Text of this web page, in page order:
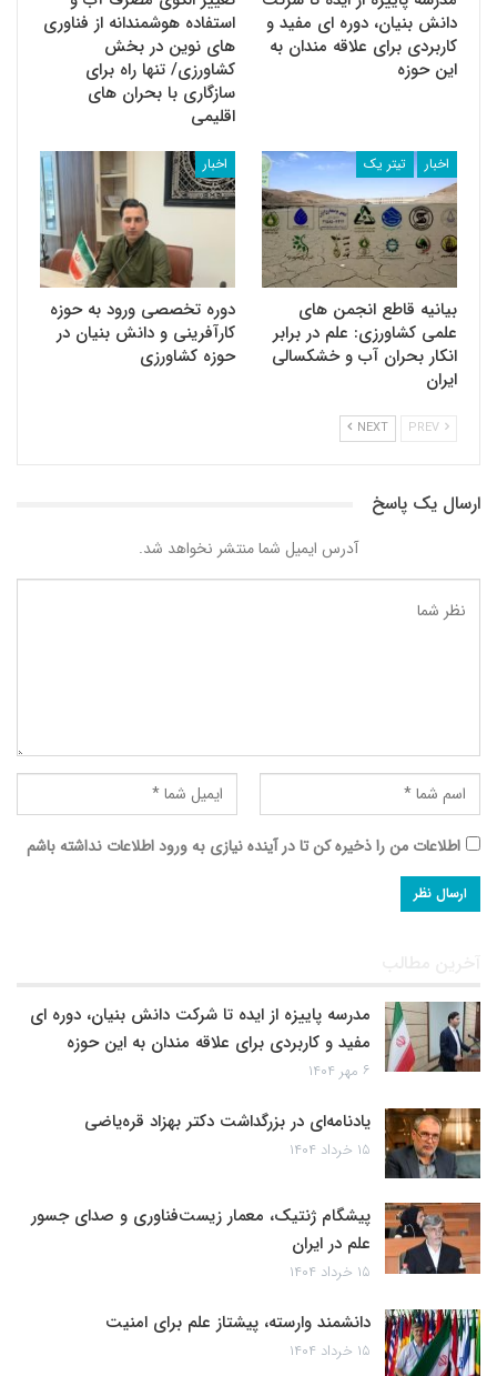
دانش بنیان، دوره ای مفید و
کاربردی برای علاقه مندان به
این حوزه
استفاده هوشمندانه از فناوری
های نوین در بخش
کشاورزی/ تنها راه برای
سازگاری با بحران های
اقلیمی
اخبار تیتر یک
بیانیه قاطع انجمن های
علمی کشاورزی: علم در برابر
انکار بحران آب و خشکسالی
ایران
اخبار
دوره تخصصی ورود به حوزه
کارآفرینی و دانش بنیان در
حوزه کشاورزی
NEXT
ارسال یک پاسخ
آدرس ایمیل شما منتشر نخواهد شد.
اطلاعات من را ذخیره کن تا در آینده نیازی به ورود اطلاعات نداشته باشم
آخرین مطالب
مدرسه پاییزه از ایده تا شرکت دانش بنیان، دوره ای
مفید و کاربردی برای علاقه مندان به این حوزه
۶ مهر ۱۴۰۴
یادنامه‌ای در بزرگداشت دکتر بهزاد قره‌یاضی
۱۵ خرداد ۱۴۰۴
پیشگام ژنتیک، معمار زیست‌فناوری و صدای جسور
علم در ایران
۱۵ خرداد ۱۴۰۴
دانشمند وارسته، پیشتاز علم برای امنیت
۱۵ خرداد ۱۴۰۴